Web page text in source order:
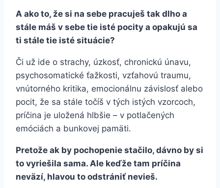
A ako to, že si na sebe pracuješ tak dlho a
stále máš v sebe tie isté pocity a opakujú sa
ti stále tie isté situácie?
Či už ide o strachy, úzkosť, chronickú únavu,
psychosomatické ťažkosti, vzťahovú traumu,
vnútorného kritika, emocionálnu závislosť alebo
pocit, že sa stále točíš v tých istých vzorcoch,
príčina je uložená hlbšie – v potlačených
emóciách a bunkovej pamäti.
Pretože ak by pochopenie stačilo, dávno by si
to vyriešila sama. Ale keďže tam príčina
neväzí, hlavou to odstrániť nevieš.